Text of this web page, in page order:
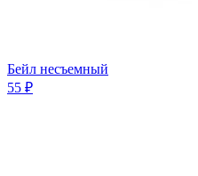
Бeйл несъемный
55 ₽